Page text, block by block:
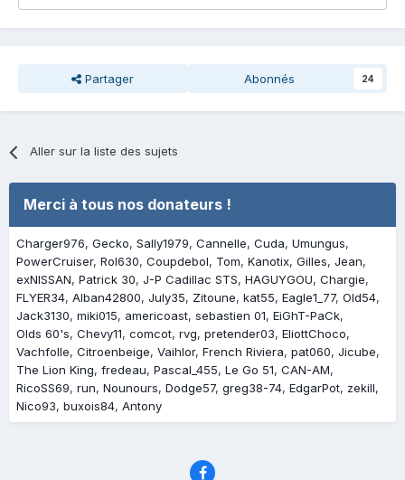
Partager Abonnés 24
Aller sur la liste des sujets
Merci à tous nos donateurs !
Charger976 Gecko Sally1979 Cannelle Cuda Umungus
PowerCruiser Rol630 Coupdebol Tom Kanotix Gilles Jean
exNISSAN Patrick 30 J-P Cadillac STS HAGUYGOU Chargie
FLYER34 Alban42800 July35 Zitoune kat55 Eagle1_77 Old54
Jack3130 miki015 americoast sebastien 01 EiGhT-PaCk
Olds 60's Chevy11 comcot rvg pretender03 EliottChoco
Vachfolle Citroenbeige Vaihlor French Riviera pat060 Jicube
The Lion King fredeau Pascal_455 Le Go 51 CAN-AM
RicoSS69 run Nounours Dodge57 greg38-74 EdgarPot zekill
Nico93 buxois84 Antony